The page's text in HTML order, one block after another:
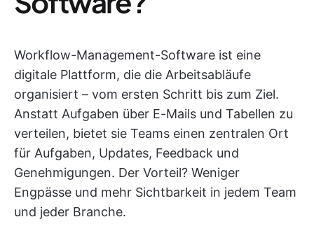
Workflow-Management-Software ist eine
digitale Plattform, die die Arbeitsabläufe
organisiert – vom ersten Schritt bis zum Ziel.
Anstatt Aufgaben über E-Mails und Tabellen zu
verteilen, bietet sie Teams einen zentralen Ort
für Aufgaben, Updates, Feedback und
Genehmigungen. Der Vorteil? Weniger
Engpässe und mehr Sichtbarkeit in jedem Team
und jeder Branche.